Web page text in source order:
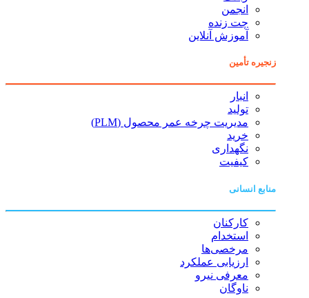
انجمن
چت زنده
آموزش آنلاین
زنجیره تأمین
انبار
تولید
مدیریت چرخه عمر محصول (PLM)
خرید
نگهداری
کیفیت
منابع انسانی
کارکنان
استخدام
مرخصی‌ها
ارزیابی عملکرد
معرفی نیرو
ناوگان